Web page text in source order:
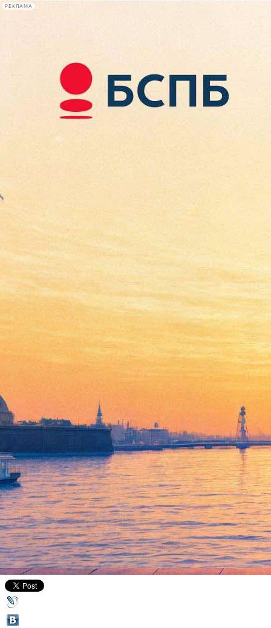
РЕКЛАМА
Сегодня:
2026.08.08
21:12
Афиша Plus
Новое шоу КАБАРЕ
Coverdale открывается на
Грибоедова, 36
24 октября 2012, 09:00 Версия для печати